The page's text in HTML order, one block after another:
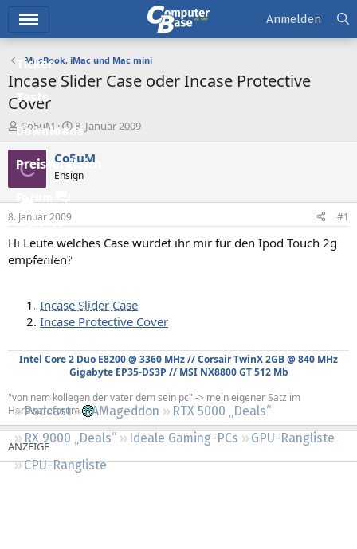
Ticker
Tests
Downloads
Preisvergleich
Forum
Aktuelles
Empfohlene Inhalte
Neueste Aktivitäten
Podcast RAMageddon
RTX 5000 „Deals“
RX 9000 „Deals“
Ideale Gaming-PCs
GPU-Rangliste
CPU-Rangliste
Anmelden
MacBook, iMac und Mac mini
Incase Slider Case oder Incase Protective
Cover
E
r
s
t
e
Co5uM
E
r
s
e
t
a
8. Januar 2009
C Co5uM
Ensign
8. Januar 2009 #1
Hi Leute welches Case würdet ihr mir für den Ipod Touch 2g
empfehlen?
Incase Slider Case
Incase Protective Cover
Intel Core 2 Duo E8200 @ 3360 MHz // Corsair TwinX 2GB @ 840 MHz
Gigabyte EP35-DS3P // MSI NX8800 GT 512 Mb
"von nem kollegen der vater dem sein pc" -> mein eigener Satz im
Hardwareforum